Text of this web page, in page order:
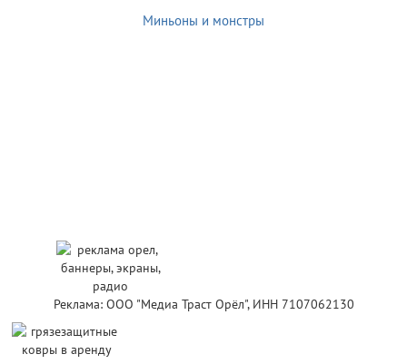
Миньоны и монстры
Реклама: ООО "Медиа Траст Орёл", ИНН 7107062130